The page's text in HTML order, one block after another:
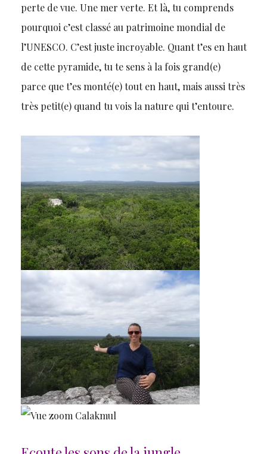
perte de vue. Une mer verte. Et là, tu comprends
pourquoi c’est classé au patrimoine mondial de
l’UNESCO. C’est juste incroyable. Quant t’es en haut
de cette pyramide, tu te sens à la fois grand(e)
parce que t’es monté(e) tout en haut, mais aussi très
très petit(e) quand tu vois la nature qui t’entoure.